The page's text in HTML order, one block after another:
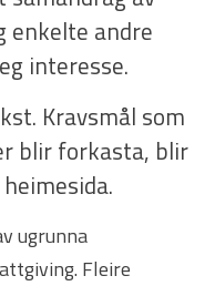
enkelte andre
interesse.
Kravsmål som
blir forkasta, blir
ugrunna
Fleire